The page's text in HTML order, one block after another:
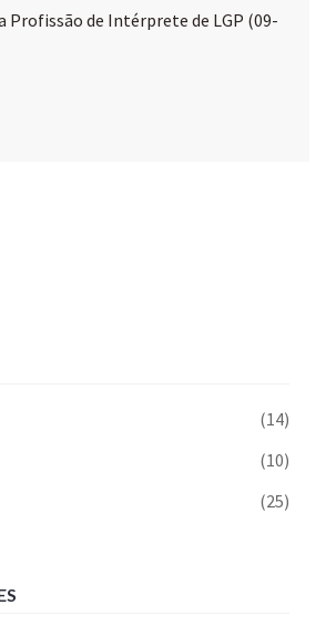
Profissão de Intérprete de LGP (09-
(14)
(10)
(25)